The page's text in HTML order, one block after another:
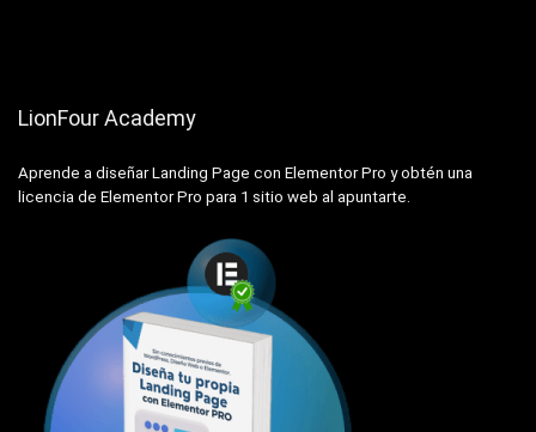
LionFour Academy
Aprende a diseñar Landing Page con Elementor Pro y obtén una
licencia de Elementor Pro para 1 sitio web al apuntarte.